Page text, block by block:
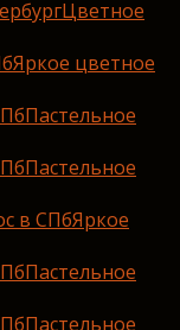
Цветное
Яркое цветное
Пастельное
Пастельное
Яркое
Пастельное
Пастельное